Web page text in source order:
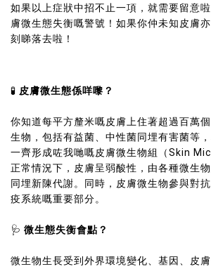
如果以上症狀中招不止一項，就需要留意
膚微生態失衡嘅警號！如果你仲未知皮膚
刻睇落去啦！
🧪 皮膚微生態係咩嚟？
你知道每平方釐米嘅皮膚上住著超過百萬
生物，包括有益菌、中性菌同埋有害菌等
一齊形成咗我哋嘅皮膚微生物組（Skin
正常情況下，皮膚呈弱酸性，由各種微生
同埋新陳代謝。同時，皮膚微生物參與對
疫系統嘅重要部分。
🩺 微生態失衡會點？
微生物生長受到外界環境變化、基因、皮